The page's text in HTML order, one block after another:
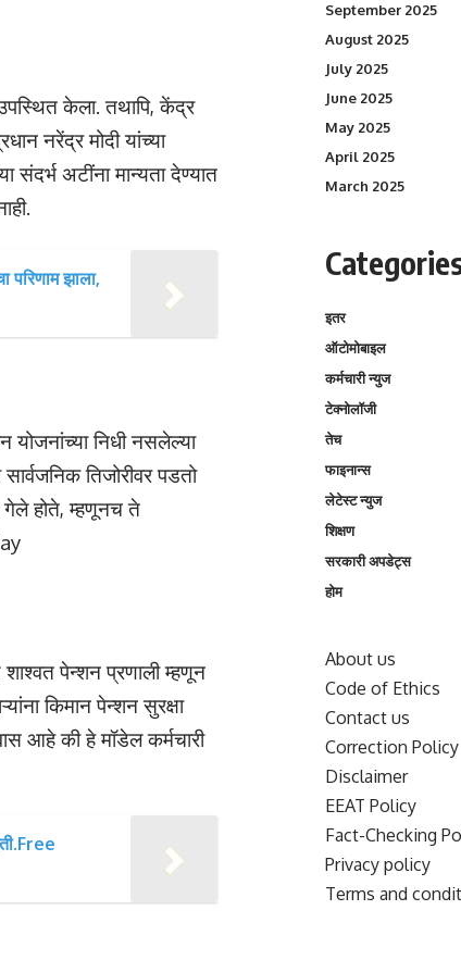
उपस्थित केला. तथापि, केंद्र
नरेंद्र मोदी यांच्या
अटींना मान्यता देण्यात
परिणाम झाला,
योजनांच्या निधी नसलेल्या
तिजोरीवर पडतो
गेले होते, म्हणूनच ते
पेन्शन प्रणाली म्हणून
किमान पेन्शन सुरक्षा
आहे की हे मॉडेल कर्मचारी
September 2025
August 2025
July 2025
June 2025
May 2025
April 2025
March 2025
इतर
ऑटोमोबाइल
कर्मचारी न्युज
टेक्नोलॉजी
तेच
फाइनान्स
लेटेस्ट न्युज
शिक्षण
सरकारी अपडेट्स
होम
About us
Code of Ethics
Contact us
Correction Policy
Disclaimer
EEAT Policy
Fact-Checking
Privacy policy
Terms and